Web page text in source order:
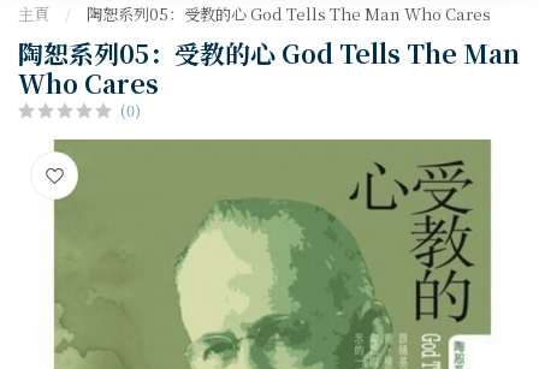
主頁 / 陶恕系列05：受教的心 God Tells The Man Who Cares
陶恕系列05：受教的心 God Tells The Man
Who Cares
(0)